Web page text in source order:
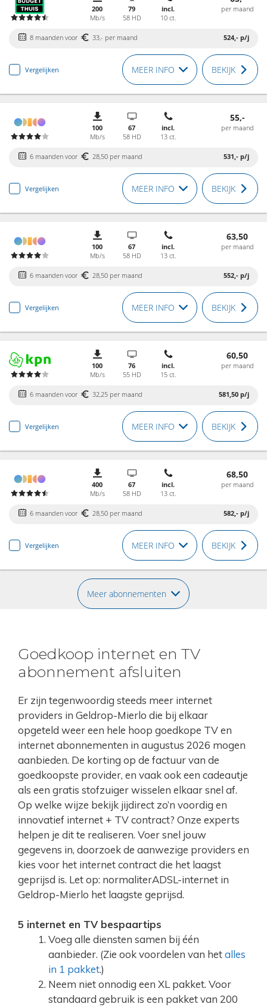
200
Mb/s
79
58 HD
incl.
10 ct.
per maand
8 maanden voor 33,- per maand 524,- p/j
Vergelijken MEER INFO BEKIJK
100
Mb/s
67
58 HD
incl.
13 ct.
55,-
per maand
6 maanden voor 28,50 per maand 531,- p/j
Vergelijken MEER INFO BEKIJK
100
Mb/s
67
58 HD
incl.
13 ct.
63,50
per maand
6 maanden voor 28,50 per maand 552,- p/j
Vergelijken MEER INFO BEKIJK
100
Mb/s
76
55 HD
incl.
15 ct.
60,50
per maand
6 maanden voor 32,25 per maand 581,50 p/j
Vergelijken MEER INFO BEKIJK
400
Mb/s
67
58 HD
incl.
13 ct.
68,50
per maand
6 maanden voor 28,50 per maand 582,- p/j
Vergelijken MEER INFO BEKIJK
Meer abonnementen
Goedkoop internet en TV
abonnement afsluiten
Er zijn tegenwoordig steeds meer internet
providers in Geldrop-Mierlo die bij elkaar
opgeteld weer een hele hoop goedkope TV en
internet abonnementen in augustus 2026 mogen
aanbieden. De korting op de factuur van de
goedkoopste provider, en vaak ook een cadeautje
als een gratis stofzuiger wisselen elkaar snel af.
Op welke wijze bekijk jijdirect zo’n voordig en
innovatief internet + TV contract? Onze experts
helpen je dit te realiseren. Voer snel jouw
gegevens in, doorzoek de aanwezige providers en
kies voor het internet contract die het laagst
geprijsd is. Let op: normaliterADSL-internet in
Geldrop-Mierlo het laagste geprijsd.
5 internet en TV bespaartips
Voeg alle diensten samen bij één
aanbieder. (Zie ook voordelen van hetalles
in 1 pakket.)
Neem niet onnodig een XL pakket. Voor
standaard gebruik is een pakket van 200